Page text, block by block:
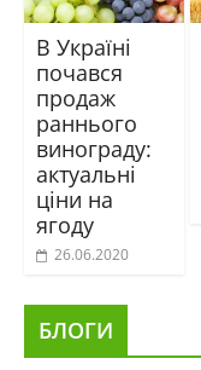
В Україні
почався
продаж
раннього
винограду:
актуальні
ціни на
ягоду
26.06.2020
БЛОГИ